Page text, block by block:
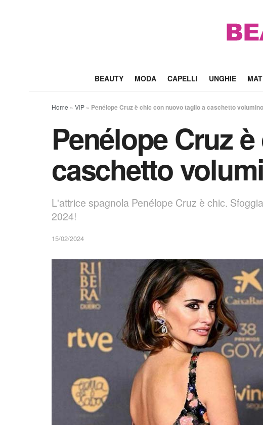
BEAUTY MODA CAPELLI UNGHIE
Home » VIP » Penélope Cruz è chic con nuovo taglio a caschetto
Penélope Cruz
caschetto
L'attrice spagnola Penélope Cruz è chic.
2024!
15/02/2024